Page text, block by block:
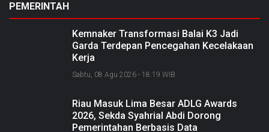
PEMERINTAH
Kemnaker Transformasi Balai K3 Jadi
Garda Terdepan Pencegahan Kecelakaan
Kerja
Sabtu, 08 Agu 2026 - 18:19 WIB
Riau Masuk Lima Besar ADLG Awards
2026, Sekda Syahrial Abdi Dorong
Pemerintahan Berbasis Data